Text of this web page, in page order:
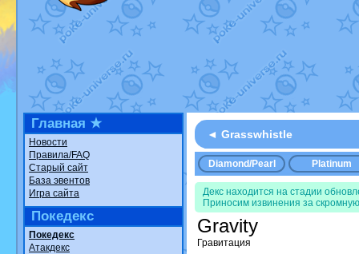
Йолда и Мимикьюот
Недовольный котомангуст
от
The Dark Wishmaker от
Randomon
ilovearceus
Raging Boltот GraceDaFox
в
Shadow mismagiusот
в
художник
отvicavica в фанарте.
Главная ★
Новости
Правила/FAQ
Старый сайт
База эвентов
Игра сайта
Покедекс
Покедекс
Атакдекс
◄ Grasswhistle
Diamond/Pearl Platinum
Декс находится на стадии
Приносим извинения за
Gravity
Гравитация